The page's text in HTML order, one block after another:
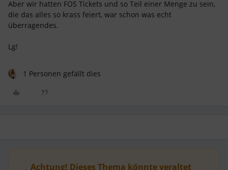
Aber wir hatten FOS Tickets und so Teil einer Menge zu sein,
die das alles so krass feiert, war schon was echt
überragendes.
Lg!
1 Personen gefällt dies
Achtung! Dieses Thema könnte veraltet